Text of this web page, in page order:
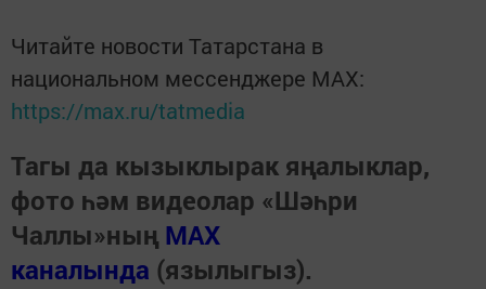
Читайте новости Татарстана в
национальном мессенджере MАХ:
https://max.ru/tatmedia
Тагы да кызыклырак яңалыклар,
фото һәм видеолар «Шәһри
Чаллы»ның MAX
каналында (язылыгыз).